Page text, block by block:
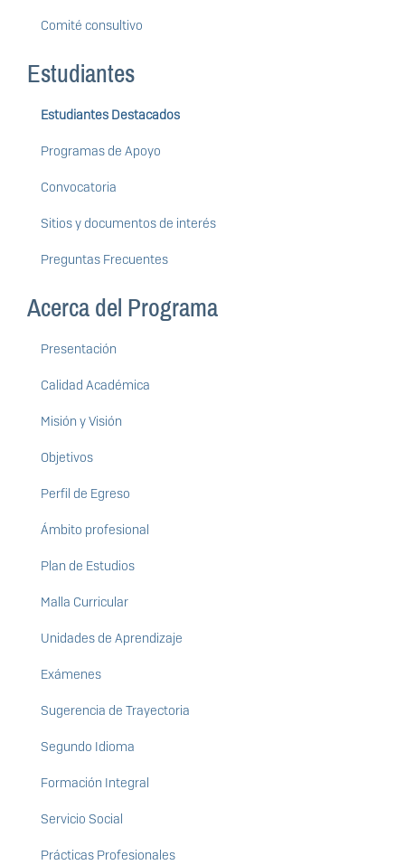
Comité consultivo
Estudiantes
Estudiantes Destacados
Programas de Apoyo
Convocatoria
Sitios y documentos de interés
Preguntas Frecuentes
Acerca del Programa
Presentación
Calidad Académica
Misión y Visión
Objetivos
Perfil de Egreso
Ámbito profesional
Plan de Estudios
Malla Curricular
Unidades de Aprendizaje
Exámenes
Sugerencia de Trayectoria
Segundo Idioma
Formación Integral
Servicio Social
Prácticas Profesionales